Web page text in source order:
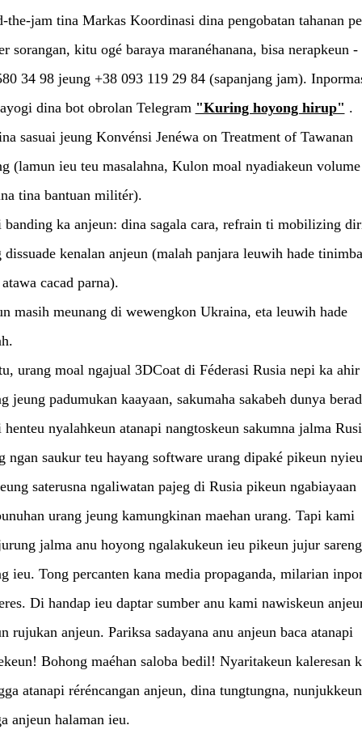
the-jam tina Markas Koordinasi dina pengobatan tahanan
sorangan, kitu ogé baraya maranéhanana, bisa nerapkeun -
34 98 jeung +38 093 119 29 84 (sapanjang jam).
dina bot obrolan Telegram "Kuring hoyong hirup" .
sasuai jeung Konvénsi Jenéwa on Treatment of Tawanan
(lamun ieu teu masalahna, Kulon moal nyadiakeun volume
tina bantuan militér).
banding ka anjeun: dina sagala cara, refrain ti mobilizing
dissuade kenalan anjeun (malah panjara leuwih hade
cacad parna).
masih meunang di wewengkon Ukraina, eta leuwih hade
urang moal ngajual 3DCoat di Féderasi Rusia nepi ka ahir
jeung padumukan kaayaan, sakumaha sakabeh dunya
nyalahkeun atanapi nangtoskeun sakumna jalma
ngan saukur teu hayang software urang dipaké pikeun
saterusna ngaliwatan pajeg di Rusia pikeun ngabiayaan
urang jeung kamungkinan maehan urang. Tapi kami
jalma anu hoyong ngalakukeun ieu pikeun jujur sareng
ieu. Tong percanten kana media propaganda, milarian
Di handap ieu daptar sumber anu kami nawiskeun
rujukan anjeun. Pariksa sadayana anu anjeun baca atanapi
Bohong maéhan saloba bedil! Nyaritakeun kaleresan
atanapi réréncangan anjeun, dina tungtungna,
anjeun halaman ieu.